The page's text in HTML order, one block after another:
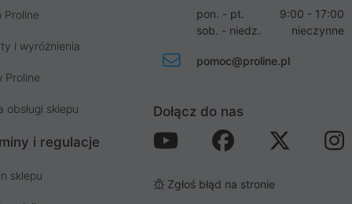
Proline
i wyróżnienia
Proline
obsługi sklepu
i regulacje
sklepu
pon. - pt.
9:00 - 17:00
sob. - niedz.
nieczynne
pomoc@proline.pl
Dołącz do nas
Zgłoś błąd na stronie